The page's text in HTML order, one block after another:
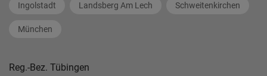
Ingolstadt Landsberg Am Lech Schweitenkirchen
München
Reg.-Bez. Tübingen